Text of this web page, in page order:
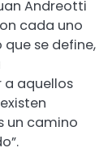
Andreotti
cada uno
que se define,
a aquellos
un camino